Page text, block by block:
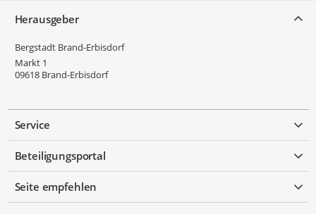
Herausgeber
Bergstadt Brand-Erbisdorf
Markt 1
09618 Brand-Erbisdorf
Service
Beteiligungsportal
Seite empfehlen